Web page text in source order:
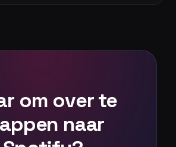
om over te
naar